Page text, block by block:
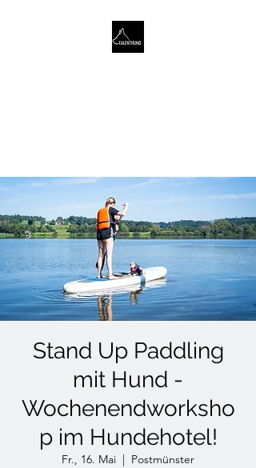
Stand Up Paddling
mit Hund -
Wochenendworksho
p im Hundehotel!
Fr., 16. Mai
  |
Postmünster